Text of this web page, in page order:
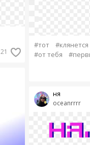
21
#тот
#клянется
#от тебя
oceanrrrr
ня